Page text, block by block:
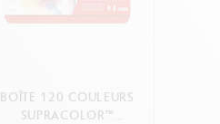
BOÎTE 120 COULEURS
SUPRACOLOR™